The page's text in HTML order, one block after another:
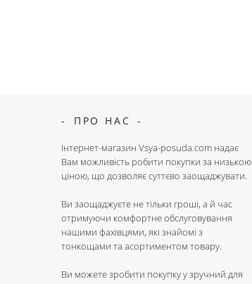
ПРО НАС
Інтернет-магазин Vsya-posuda.com надає
Вам можливість робити покупки за низькою
ціною, що дозволяє суттєво заощаджувати.
Ви заощаджуєте не тільки гроші, а й час
отримуючи комфортне обслуговування
нашими фахівцями, які знайомі з
тонкощами та асортиментом товару.
Ви можете зробити покупку у зручний для